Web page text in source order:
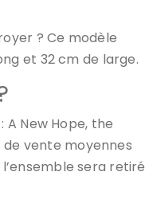
? Ce modèle
et 32 ​​cm de large.
A New Hope, the
de vente moyennes
sera retiré